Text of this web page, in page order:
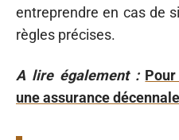
entreprendre en cas de
règles précises.
A lire également :
une assurance